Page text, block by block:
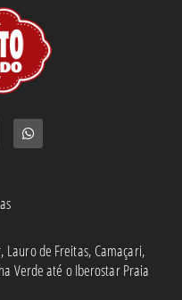
Lauro de Freitas, Camaçari,
Verde até o Iberostar Praia